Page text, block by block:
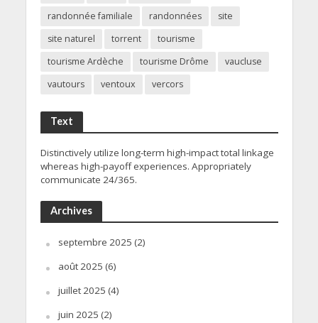
randonnée familiale
randonnées
site
site naturel
torrent
tourisme
tourisme Ardèche
tourisme Drôme
vaucluse
vautours
ventoux vercors
Text
Distinctively utilize long-term high-impact total linkage
whereas high-payoff experiences. Appropriately
communicate 24/365.
Archives
septembre 2025 (2)
août 2025 (6)
juillet 2025 (4)
juin 2025 (2)